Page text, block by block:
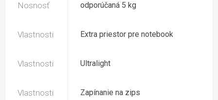
Nosnosť odporúčaná 5 kg
Vlastnosti Extra priestor pre notebook
Vlastnosti Ultralight
Vlastnosti Zapínanie na zips